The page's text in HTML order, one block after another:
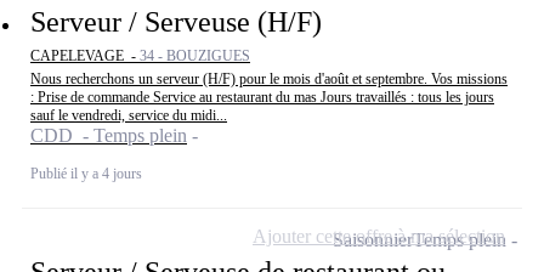
Serveur / Serveuse (H/F)
CAPELEVAGE - 34 - BOUZIGUES
Nous recherchons un serveur (H/F) pour le mois d'août et septembre. Vos missions
: Prise de commande Service au restaurant du mas Jours travaillés : tous les jours
sauf le vendredi, service du midi...
CDD - Temps plein
Publié il y a 4 jours
SaisonnierTemps plein
Ajouter cette offre à ma sélection